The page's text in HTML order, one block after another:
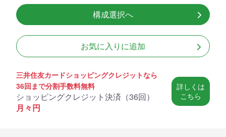
構成選択へ
お気に入りに追加
三井住友カードショッピングクレジットなら
36回まで分割手数料無料
ショッピングクレジット決済（36回）
月々円
詳しくは
こちら